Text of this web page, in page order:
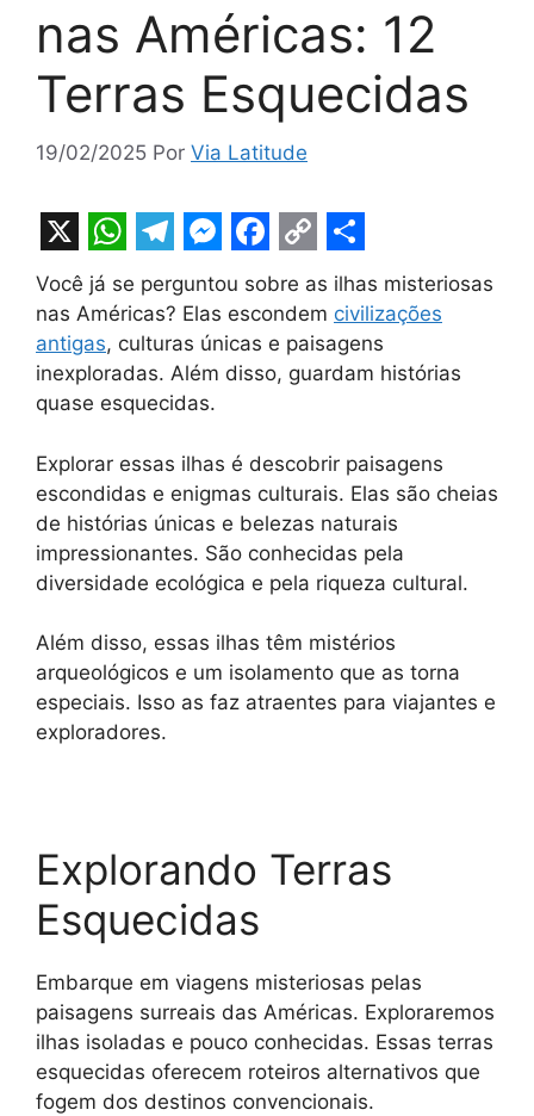
nas Américas: 12
Terras Esquecidas
19/02/2025 Por Via Latitude
X W
h
a
t
s
A
p
p
T
e
l
e
g
r
a
m
M
e
s
s
e
n
g
e
r
F
a
c
e
o
o
k
C
o
p
y
i
n
k
S
h
a
r
Você já se perguntou sobre as ilhas misteriosas
nas Américas? Elas escondem civilizações
antigas, culturas únicas e paisagens
inexploradas. Além disso, guardam histórias
quase esquecidas.
Explorar essas ilhas é descobrir paisagens
escondidas e enigmas culturais. Elas são cheias
de histórias únicas e belezas naturais
impressionantes. São conhecidas pela
diversidade ecológica e pela riqueza cultural.
Além disso, essas ilhas têm mistérios
arqueológicos e um isolamento que as torna
especiais. Isso as faz atraentes para viajantes e
exploradores.
Explorando Terras
Esquecidas
Embarque em viagens misteriosas pelas
paisagens surreais das Américas. Exploraremos
ilhas isoladas e pouco conhecidas. Essas terras
esquecidas oferecem roteiros alternativos que
fogem dos destinos convencionais.